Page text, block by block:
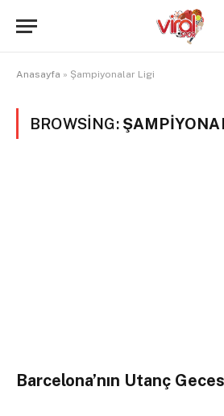
Anasayfa » Şampiyonalar Ligi
BROWSING:
Barcelona’nın Utanç